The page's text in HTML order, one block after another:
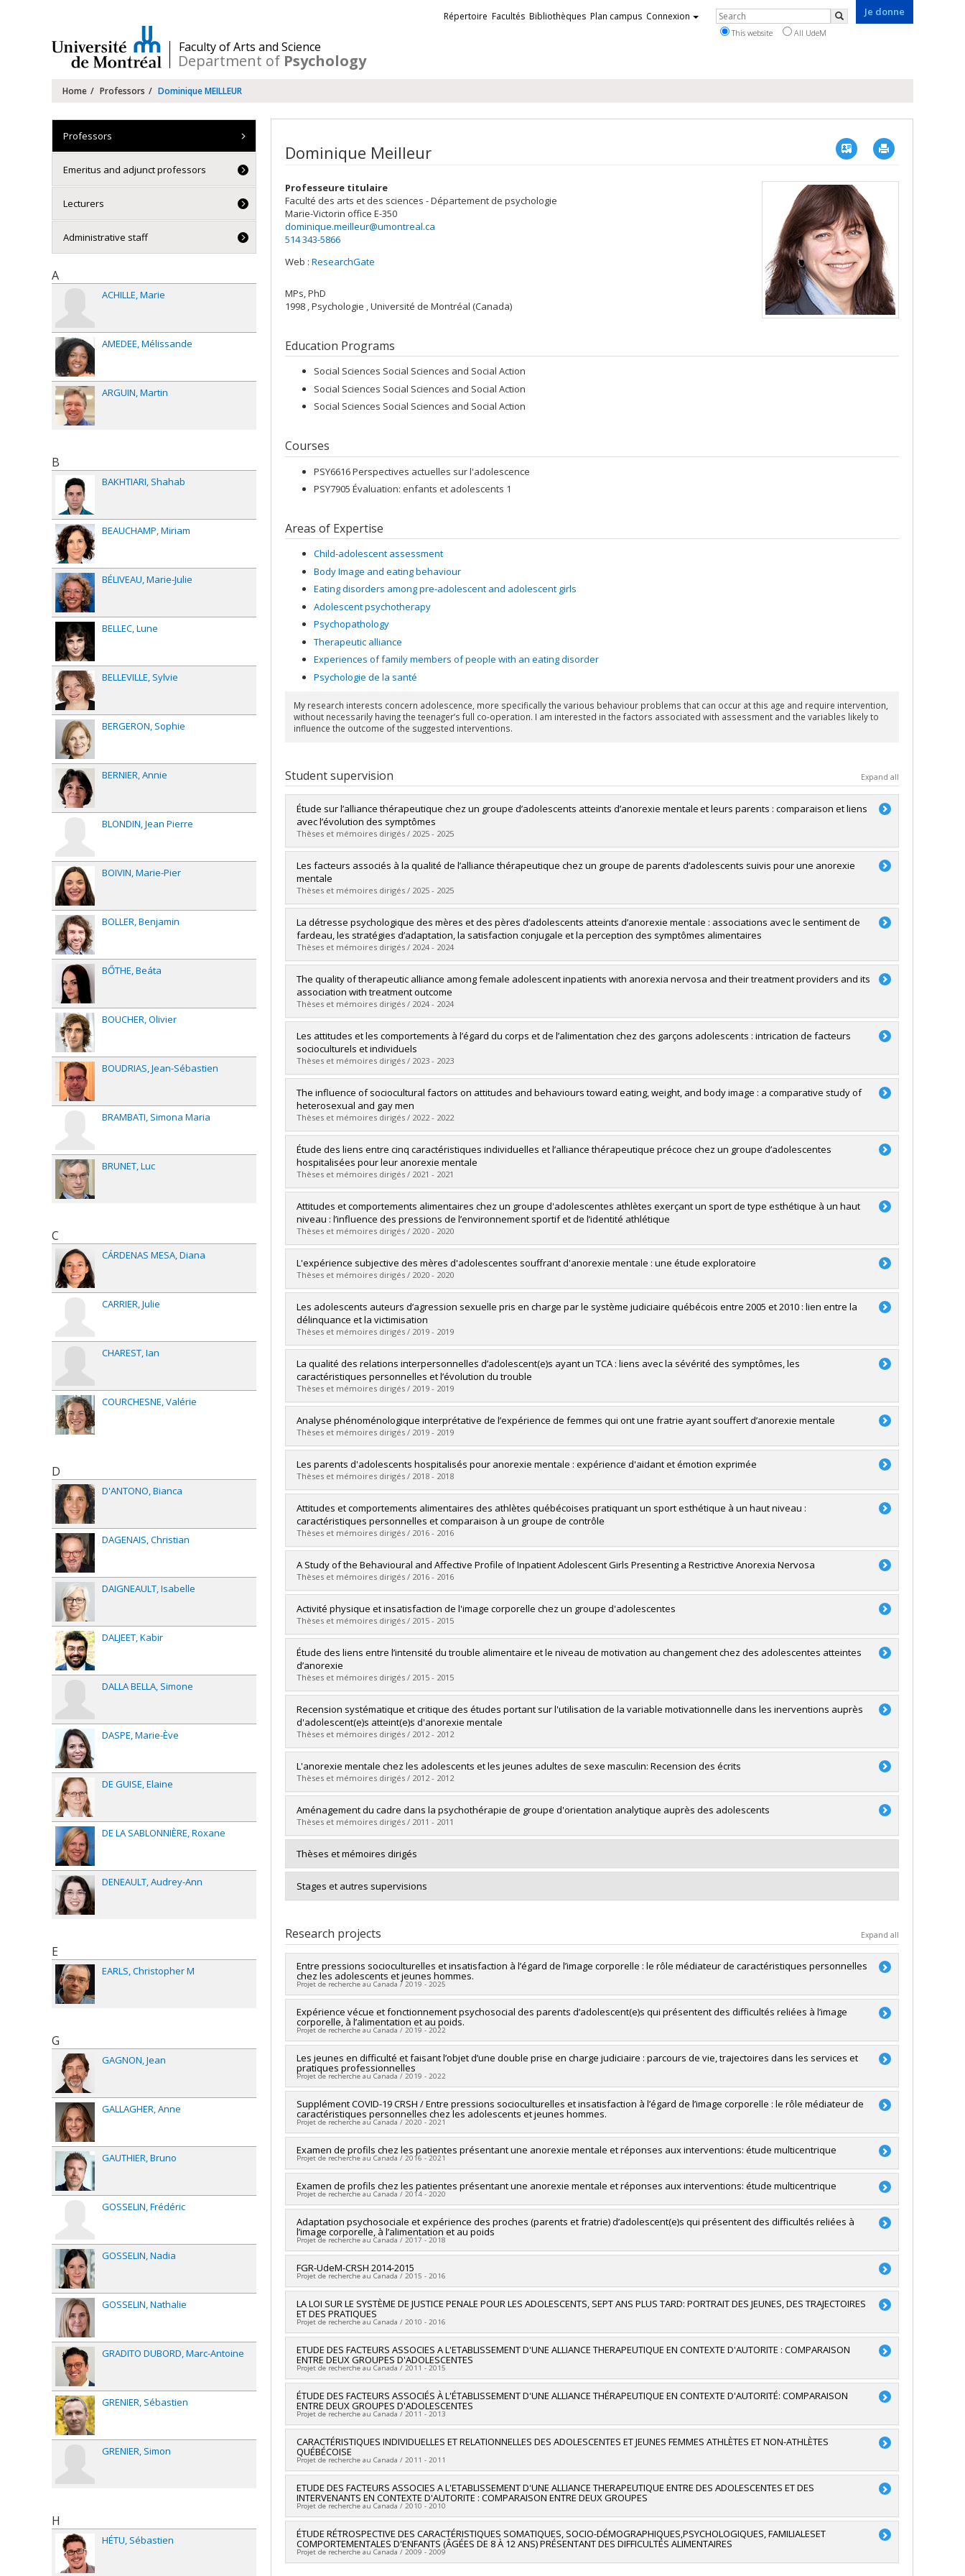
/Faculty of Arts and Science
Department of Psychology
Je donne
Liens
externes
Répertoire Facultés Bibliothèques Plan campus Connexion Rechercher
Search
This website All UdeM
Navigation
principale
Home Professors Dominique MEILLEUR
Dominique Meilleur Vcard
Professeure titulaire
Faculté des arts et des sciences - Département de psychologie
Marie-Victorin office E-350
dominique.meilleur@umontreal.ca
514 343-5866
Web : ResearchGate
MPs, PhD
1998 , Psychologie , Université de Montréal (Canada)
Education Programs
Social Sciences Social Sciences and Social Action
Social Sciences Social Sciences and Social Action
Social Sciences Social Sciences and Social Action
Courses
PSY6616 Perspectives actuelles sur l'adolescence
PSY7905 Évaluation: enfants et adolescents 1
Areas of Expertise
Child-adolescent assessment
Body Image and eating behaviour
Eating disorders among pre-adolescent and adolescent girls
Adolescent psychotherapy
Psychopathology
Therapeutic alliance
Experiences of family members of people with an eating disorder
Psychologie de la santé
My research interests concern adolescence, more specifically the various behaviour problems that can occur at this age and require intervention,
without necessarily having the teenager’s full co-operation. I am interested in the factors associated with assessment and the variables likely to
influence the outcome of the suggested interventions.
Student supervision Expand all
Étude sur l’alliance thérapeutique chez un groupe d’adolescents atteints d’anorexie mentale et leurs parents : comparaison et liens
avec l’évolution des symptômes
Thèses et mémoires dirigés / 2025 - 2025
Graduate :Milner, Juliette
Cycle :Doctoral
Grade :D. Psy.
Lien vers le document dans Papyrus
Les facteurs associés à la qualité de l’alliance thérapeutique chez un groupe de parents d’adolescents suivis pour une anorexie
mentale
Thèses et mémoires dirigés / 2025 - 2025
Graduate : Boudreault, Stephanie
Cycle :Doctoral
Grade :D. Psy.
Lien vers le document dans Papyrus
La détresse psychologique des mères et des pères d’adolescents atteints d’anorexie mentale : associations avec le sentiment de
fardeau, les stratégies d’adaptation, la satisfaction conjugale et la perception des symptômes alimentaires
Thèses et mémoires dirigés / 2024 - 2024
Graduate :Hetroy, Emeline
Cycle :Doctoral
Grade :Ph. D.
Lien vers le document dans Papyrus
The quality of therapeutic alliance among female adolescent inpatients with anorexia nervosa and their treatment providers and its
association with treatment outcome
Thèses et mémoires dirigés / 2024 - 2024
Graduate :Rufié-Romiguière, Nina
Cycle :Doctoral
Grade :D. Psy.
Lien vers le document dans Papyrus
Les attitudes et les comportements à l’égard du corps et de l’alimentation chez des garçons adolescents : intrication de facteurs
socioculturels et individuels
Thèses et mémoires dirigés / 2023 - 2023
Graduate :Morin, Guillaume
Cycle :Doctoral
Grade :Ph. D.
Lien vers le document dans Papyrus
The influence of sociocultural factors on attitudes and behaviours toward eating, weight, and body image : a comparative study of
heterosexual and gay men
Thèses et mémoires dirigés / 2022 - 2022
Graduate :Di Pietrantonio, Olivier
Cycle :Doctoral
Grade :Ph. D.
Lien vers le document dans Papyrus
Étude des liens entre cinq caractéristiques individuelles et l’alliance thérapeutique précoce chez un groupe d’adolescentes
hospitalisées pour leur anorexie mentale
Thèses et mémoires dirigés / 2021 - 2021
Graduate :Guilbault, Dorothée
Cycle : Doctoral
Grade :D. Psy.
Lien vers le document dans Papyrus
Attitudes et comportements alimentaires chez un groupe d'adolescentes athlètes exerçant un sport de type esthétique à un haut
niveau : l’influence des pressions de l’environnement sportif et de l’identité athlétique
Thèses et mémoires dirigés / 2020 - 2020
Graduate :Porlier, Geneviève
Cycle : Doctoral
Grade :D. Psy.
Lien vers le document dans Papyrus
L'expérience subjective des mères d'adolescentes souffrant d'anorexie mentale : une étude exploratoire
Thèses et mémoires dirigés / 2020 - 2020
Graduate :Laverdière, Marilyne
Cycle :Doctoral
Grade :D. Psy.
Lien vers le document dans Papyrus
Les adolescents auteurs d’agression sexuelle pris en charge par le système judiciaire québécois entre 2005 et 2010 : lien entre la
délinquance et la victimisation
Thèses et mémoires dirigés / 2019 - 2019
Graduate :Coutu, Janick
Cycle :Doctoral
Grade :Ph. D.
Lien vers le document dans Papyrus
La qualité des relations interpersonnelles d’adolescent(e)s ayant un TCA : liens avec la sévérité des symptômes, les
caractéristiques personnelles et l’évolution du trouble
Thèses et mémoires dirigés / 2019 - 2019
Graduate :Pelletier Brochu, Jade
Cycle : Doctoral
Grade :Ph. D.
Lien vers le document dans Papyrus
Analyse phénoménologique interprétative de l’expérience de femmes qui ont une fratrie ayant souffert d’anorexie mentale
Thèses et mémoires dirigés / 2019 - 2019
Graduate : Lalancette, Catherine
Cycle : Doctoral
Grade :D. Psy.
Lien vers le document dans Papyrus
Les parents d'adolescents hospitalisés pour anorexie mentale : expérience d'aidant et émotion exprimée
Thèses et mémoires dirigés / 2018 - 2018
Graduate :Blondin, Soline
Cycle :Doctoral
Grade :Ph. D.
Lien vers le document dans Papyrus
Attitudes et comportements alimentaires des athlètes québécoises pratiquant un sport esthétique à un haut niveau :
caractéristiques personnelles et comparaison à un groupe de contrôle
Thèses et mémoires dirigés / 2016 - 2016
Graduate :Turgeon, Marie-Ève K.
Cycle : Doctoral
Grade :Ph. D.
Lien vers le document dans Papyrus
A Study of the Behavioural and Affective Profile of Inpatient Adolescent Girls Presenting a Restrictive Anorexia Nervosa
Thèses et mémoires dirigés / 2016 - 2016
Graduate :Paquin Hodge, Chloé
Cycle : Doctoral
Grade :D. Psy.
Lien vers le document dans Papyrus
Activité physique et insatisfaction de l'image corporelle chez un groupe d'adolescentes
Thèses et mémoires dirigés / 2015 - 2015
Graduate :Blanchette-Sylvestre, Myriam
Cycle :Doctoral
Grade :D. Psy.
Lien vers le document dans Papyrus
Étude des liens entre l’intensité du trouble alimentaire et le niveau de motivation au changement chez des adolescentes atteintes
d’anorexie
Thèses et mémoires dirigés / 2015 - 2015
Graduate :Ostiguy, Catherine
Cycle :Doctoral
Grade :D. Psy.
Lien vers le document dans Papyrus
Recension systématique et critique des études portant sur l'utilisation de la variable motivationnelle dans les inerventions auprès
d'adolescent(e)s atteint(e)s d'anorexie mentale
Thèses et mémoires dirigés / 2012 - 2012
Graduate :Georgieva, Petya
Cycle : Doctoral
Grade :D. Psy.
Lien vers le document dans Papyrus
L'anorexie mentale chez les adolescents et les jeunes adultes de sexe masculin: Recension des écrits
Thèses et mémoires dirigés / 2012 - 2012
Graduate :Corbeil-Serre, Laurence
Cycle : Doctoral
Grade :D. Psy.
Lien vers le document dans Papyrus
Aménagement du cadre dans la psychothérapie de groupe d'orientation analytique auprès des adolescents
Thèses et mémoires dirigés / 2011 - 2011
Graduate :Fortin, Isabelle
Lien vers le document dans Papyrus
Thèses et mémoires dirigés
Stages et autres supervisions
Research projects Expand all
Entre pressions socioculturelles et insatisfaction à l’égard de l’image corporelle : le rôle médiateur de caractéristiques personnelles
chez les adolescents et jeunes hommes.
Projet de recherche au Canada / 2019 - 2025
Lead researcher : Dominique Meilleur
Co-researchers :Denis Lafortune
Funding sources:
Expérience vécue et fonctionnement psychosocial des parents d’adolescent(e)s qui présentent des difficultés reliées à l’image
corporelle, à l’alimentation et au poids.
Projet de recherche au Canada / 2019 - 2022
Lead researcher : Dominique Meilleur
Funding sources:CRSH/Conseil de recherches en sciences humaines du Canada
Grant programs:
Les jeunes en difficulté et faisant l’objet d’une double prise en charge judiciaire : parcours de vie, trajectoires dans les services et
pratiques professionnelles
Projet de recherche au Canada / 2019 - 2022
Lead researcher :Denis Lafortune
Co-researchers : Dominique Meilleur
Funding sources:
Supplément COVID-19 CRSH / Entre pressions socioculturelles et insatisfaction à l’égard de l’image corporelle : le rôle médiateur de
caractéristiques personnelles chez les adolescents et jeunes hommes.
Projet de recherche au Canada / 2020 - 2021
Lead researcher : Dominique Meilleur
Funding sources: CRSH/Conseil de recherches en sciences humaines du Canada
Grant programs:PVXXXXXX-Supplément à l’appui des étudiants, des stagiaires postdoctoraux et du personnel de soutien à la
recherche COVID-19
Examen de profils chez les patientes présentant une anorexie mentale et réponses aux interventions: étude multicentrique
Projet de recherche au Canada / 2016 - 2021
Lead researcher : Catherine Bégin
Co-researchers : Dominique Meilleur
Funding sources:IRSC/Instituts de recherche en santé du Canada
Grant programs:PVXX5647-(MOP) Subvention de fonctionnement incluant les subventions de fonctionnement programmatiques
(général)
Examen de profils chez les patientes présentant une anorexie mentale et réponses aux interventions: étude multicentrique
Projet de recherche au Canada / 2014 - 2020
Lead researcher :Catherine Bégin
Co-researchers :Jean-Yves Frappier,Dominique Meilleur
Funding sources:
Adaptation psychosociale et expérience des proches (parents et fratrie) d’adolescent(e)s qui présentent des difficultés reliées à
l’image corporelle, à l’alimentation et au poids
Projet de recherche au Canada / 2017 - 2018
Lead researcher :Dominique Meilleur
Funding sources: CRSH/Conseil de recherches en sciences humaines du Canada
Grant programs:PVX20020-Subvention institutionnelle du CRSH - Subventions d'exploration
FGR-UdeM-CRSH 2014-2015
Projet de recherche au Canada / 2015 - 2016
Lead researcher :Dominique Meilleur
Funding sources:CRSH/Conseil de recherches en sciences humaines du Canada
Grant programs:
LA LOI SUR LE SYSTÈME DE JUSTICE PENALE POUR LES ADOLESCENTS, SEPT ANS PLUS TARD: PORTRAIT DES JEUNES, DES TRAJECTOIRES
ET DES PRATIQUES
Projet de recherche au Canada / 2010 - 2016
Lead researcher :Denis Lafortune
Co-researchers : Louis-Georges Cournoyer
Catherine Laurier
Funding sources:
FRQSC/Fonds de recherche du Québec - Société et culture (FQRSC)
Grant programs:PVXXXXXX-(AC) Programme des actions concertées
ETUDE DES FACTEURS ASSOCIES A L'ETABLISSEMENT D'UNE ALLIANCE THERAPEUTIQUE EN CONTEXTE D'AUTORITE : COMPARAISON
ENTRE DEUX GROUPES D'ADOLESCENTES
Projet de recherche au Canada / 2011 - 2015
Lead researcher :Dominique Meilleur
Funding sources:FRQSC/Fonds de recherche du Québec - Société et culture (FQRSC)
Grant programs:
ÉTUDE DES FACTEURS ASSOCIÉS À L'ÉTABLISSEMENT D'UNE ALLIANCE THÉRAPEUTIQUE EN CONTEXTE D'AUTORITÉ: COMPARAISON
ENTRE DEUX GROUPES D'ADOLESCENTES
Projet de recherche au Canada / 2011 - 2013
CARACTÉRISTIQUES INDIVIDUELLES ET RELATIONNELLES DES ADOLESCENTES ET JEUNES FEMMES ATHLÈTES ET NON-ATHLÈTES
QUÉBÉCOISE
Projet de recherche au Canada / 2011 - 2011
Lead researcher :Dominique Meilleur
ETUDE DES FACTEURS ASSOCIES A L'ETABLISSEMENT D'UNE ALLIANCE THERAPEUTIQUE ENTRE DES ADOLESCENTES ET DES
INTERVENANTS EN CONTEXTE D'AUTORITE : COMPARAISON ENTRE DEUX GROUPES
Projet de recherche au Canada / 2010 - 2010
Lead researcher :Dominique Meilleur
ÉTUDE RÉTROSPECTIVE DES CARACTÉRISTIQUES SOMATIQUES, SOCIO-DÉMOGRAPHIQUES,PSYCHOLOGIQUES, FAMILIALESET
COMPORTEMENTALES D'ENFANTS (ÂGÉES DE 8 À 12 ANS) PRÉSENTANT DES DIFFICULTÉS ALIMENTAIRES
Projet de recherche au Canada / 2009 - 2009
Professors
Emeritus and adjunct professors
Lecturers
Administrative staff
A
ACHILLE Marie
AMEDEE Mélissande
ARGUIN Martin
B
BAKHTIARI Shahab
BEAUCHAMP Miriam
BÉLIVEAU Marie-Julie
BELLEC Lune
BELLEVILLE Sylvie
BERGERON Sophie
BERNIER Annie
BLONDIN Jean Pierre
BOIVIN Marie-Pier
BOLLER Benjamin
BŐTHE Beáta
BOUCHER Olivier
BOUDRIAS Jean-Sébastien
BRAMBATI Simona Maria
BRUNET Luc
C
CÁRDENAS MESA Diana
CARRIER Julie
CHAREST Ian
COURCHESNE Valérie
D
D'ANTONO Bianca
DAGENAIS Christian
DAIGNEAULT Isabelle
DALJEET Kabir
DALLA BELLA Simone
DASPE Marie-Ève
DE GUISE Elaine
DE LA SABLONNIÈRE Roxane
DENEAULT Audrey-Ann
E
EARLS Christopher M
G
GAGNON Jean
GALLAGHER Anne
GAUTHIER Bruno
GOSSELIN Frédéric
GOSSELIN Nadia
GOSSELIN Nathalie
GRADITO DUBORD Marc-Antoine
GRENIER Sébastien
GRENIER Simon
H
HÉTU Sébastien